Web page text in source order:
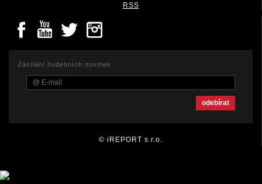
RSS
Zasílání hudebních novinek
© iREPORT s.r.o.